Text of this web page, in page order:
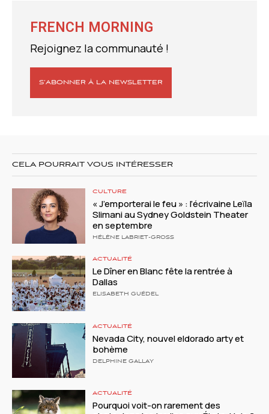
FRENCH MORNING
Rejoignez la communauté !
S’ABONNER À LA NEWSLETTER
CELA POURRAIT VOUS INTÉRESSER
CULTURE
« J’emporterai le feu » : l’écrivaine Leïla
Slimani au Sydney Goldstein Theater
en septembre
HÉLÈNE LABRIET-GROSS
ACTUALITÉ
Le Dîner en Blanc fête la rentrée à
Dallas
ELISABETH GUÉDEL
ACTUALITÉ
Nevada City, nouvel eldorado arty et
bohème
DELPHINE GALLAY
ACTUALITÉ
Pourquoi voit-on rarement des